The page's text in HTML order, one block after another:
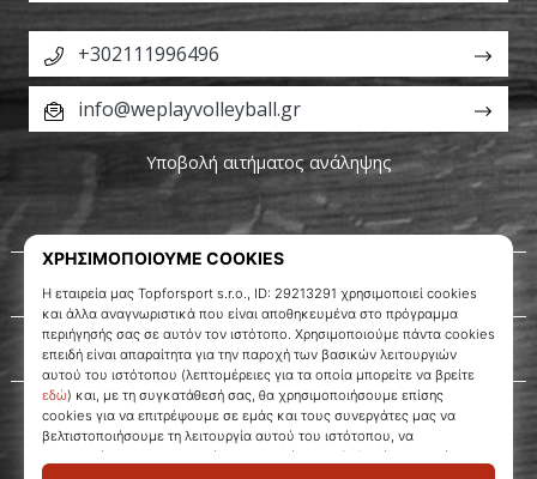
Σχετικά μ' εμάς
Εξυπηρέτηση πελατών
+302111996496
info@weplayvolleyball.gr
Υποβολή αιτήματος ανάληψης